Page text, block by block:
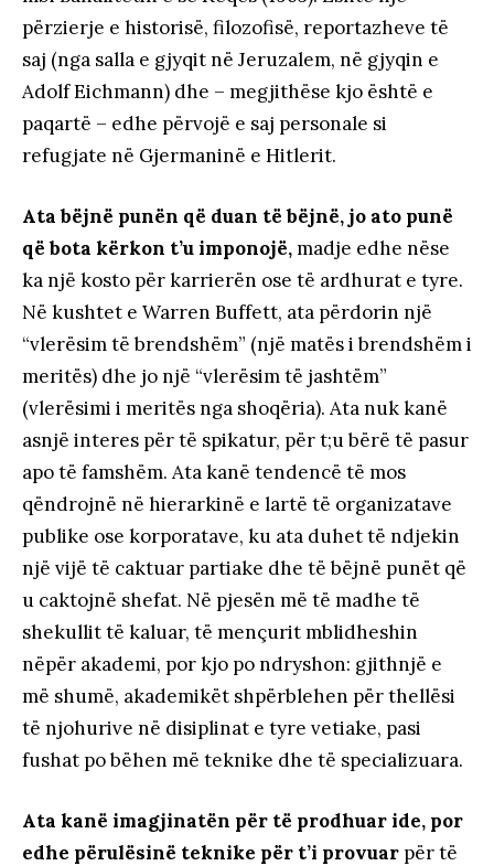
përzierje e historisë, filozofisë, reportazheve të
saj (nga salla e gjyqit në Jeruzalem, në gjyqin e
Adolf Eichmann) dhe – megjithëse kjo është e
paqartë – edhe përvojë e saj personale si
refugjate në Gjermaninë e Hitlerit.
Ata bëjnë punën që duan të bëjnë, jo ato punë
që bota kërkon t’u imponojë,madje edhe nëse
ka një kosto për karrierën ose të ardhurat e tyre.
Në kushtet e Warren Buffett, ata përdorin një
“vlerësim të brendshëm” (një matës i brendshëm i
meritës) dhe jo një “vlerësim të jashtëm”
(vlerësimi i meritës nga shoqëria). Ata nuk kanë
asnjë interes për të spikatur, për t;u bërë të pasur
apo të famshëm. Ata kanë tendencë të mos
qëndrojnë në hierarkinë e lartë të organizatave
publike ose korporatave, ku ata duhet të ndjekin
një vijë të caktuar partiake dhe të bëjnë punët që
u caktojnë shefat. Në pjesën më të madhe të
shekullit të kaluar, të mençurit mblidheshin
nëpër akademi, por kjo po ndryshon: gjithnjë e
më shumë, akademikët shpërblehen për thellësi
të njohurive në disiplinat e tyre vetiake, pasi
fushat po bëhen më teknike dhe të specializuara.
Ata kanë imagjinatën për të prodhuar ide, por
edhe përulësinë teknike për t’i provuar për të